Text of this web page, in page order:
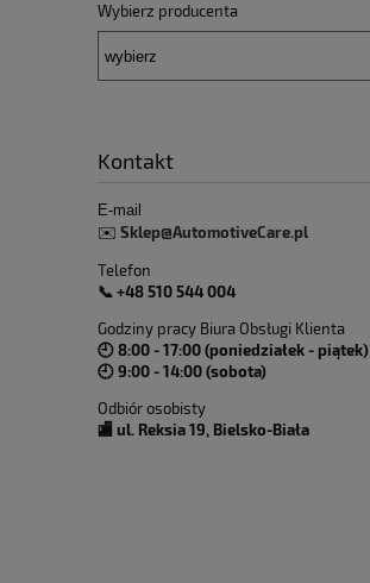
Wybierz producenta
Kontakt
E-mail
✉️ Sklep@AutomotiveCare.pl
Telefon
📞 +48 510 544 004
Godziny pracy Biura Obsługi Klienta
🕘 8:00 - 17:00 (poniedziałek - piątek)
🕘 9:00 - 14:00 (sobota)
Odbiór osobisty
🏬 ul. Reksia 19, Bielsko-Biała